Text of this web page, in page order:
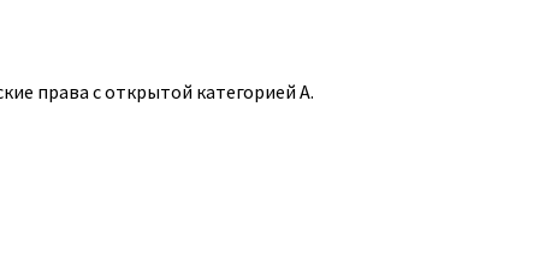
права с открытой категорией А.